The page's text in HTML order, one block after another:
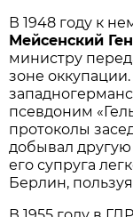
В 1948 году к
Мейсенский
министру
зоне
псевдоним
протоколы
добывал
его супруга
Берлин,